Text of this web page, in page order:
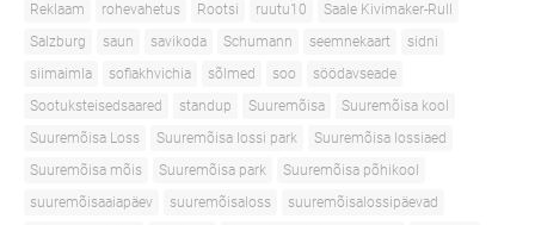
Reklaam
rohevahetus Rootsi ruutu10
Saale Kivimaker-Rull
Salzburg
saun savikoda Schumann seemnekaart
sidni
siimaimla
sofiakhvichia sõlmed soo
söödavseade
Sootuksteisedsaared
standup Suuremõisa
Suuremõisa kool
Suuremõisa Loss
Suuremõisa lossi park
Suuremõisa lossiaed
Suuremõisa mõis
Suuremõisa park
Suuremõisa põhikool
suuremõisaaiapäev
suuremõisaloss
suuremõisalossipäevad